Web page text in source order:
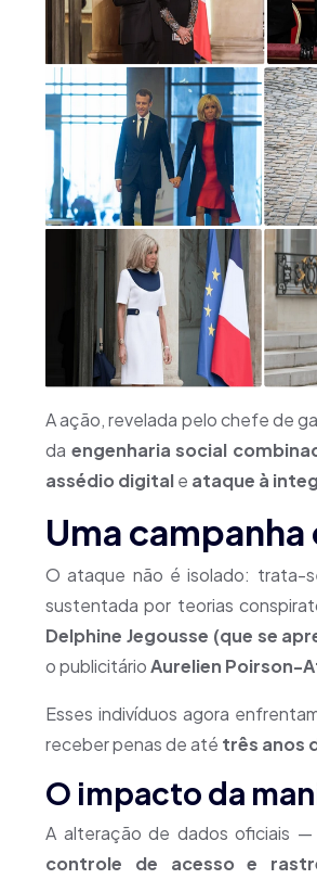
A ação, revelada pelo chefe de
da engenharia social
assédio digitale ataque à
Uma
O ataque não é isolado: trata-
sustentada por teorias
Delphine Jegousse (que se
o publicitárioAurelien Poirson-
Esses indivíduos agora
receber penas de até três anos
O impacto da
A alteração de dados oficiais
controle de acesso e